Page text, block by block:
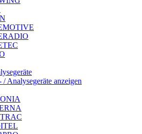
/ Analysegeräte anzeigen